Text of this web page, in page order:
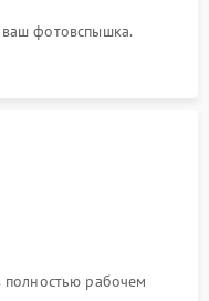
фотовспышка.
рабочем